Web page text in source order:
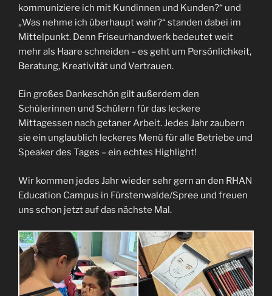
kommuniziere ich mit Kundinnen und Kunden?“ und
„Was nehme ich überhaupt wahr?“ standen dabei im
Mittelpunkt. Denn Friseurhandwerk bedeutet weit
mehr als Haare schneiden – es geht um Persönlichkeit,
Beratung, Kreativität und Vertrauen.
Ein großes Dankeschön gilt außerdem den
Schülerinnen und Schülern für das leckere
Mittagessen nach getaner Arbeit. Jedes Jahr zaubern
sie ein unglaublich leckeres Menü für alle Betriebe und
Speaker des Tages – ein echtes Highlight!
Wir kommen jedes Jahr wieder sehr gern an den RHAN
Education Campus in Fürstenwalde/Spree und freuen
uns schon jetzt auf das nächste Mal.